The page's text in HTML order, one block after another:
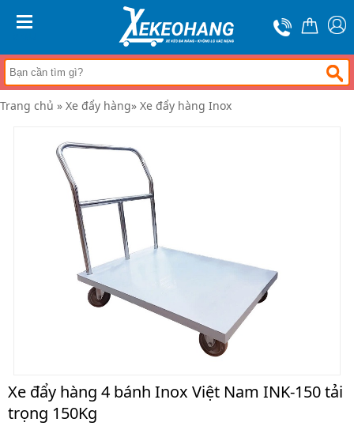
Trang
chủ
Xe
đẩy
hàng
Xe
Trang chủ » Xe đẩy hàng» Xe đẩy hàng Inox
Xe đẩy hàng 4 bánh Inox Việt Nam INK-150 tải
trọng 150Kg